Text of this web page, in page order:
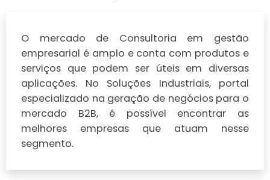
O mercado de Consultoria em gestão
empresarial é amplo e conta com produtos e
serviços que podem ser úteis em diversas
aplicações. No Soluções Industriais, portal
especializado na geração de negócios para o
mercado B2B, é possível encontrar as
melhores empresas que atuam nesse
segmento.